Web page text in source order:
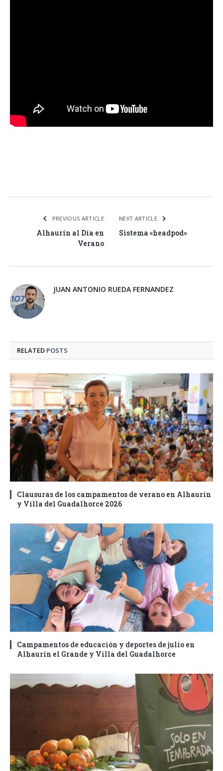
PREVIOUS ARTICLE
Alhaurín al Día en
Verano
NEXT ARTICLE
Sistema «headpod»
JUAN ANTONIO RUEDA FERNANDEZ
RELATED POSTS
Clausuras de los campamentos de verano en Alhaurín
y Villa del Guadalhorce 2026
Campamentos de educación y deportes de julio en
Alhaurín el Grande y Villa del Guadalhorce